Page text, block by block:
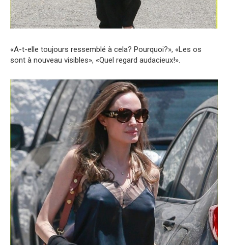
«A-t-elle toujours ressemblé à cela? Pourquoi?», «Les os
sont à nouveau visibles», «Quel regard audacieux!».